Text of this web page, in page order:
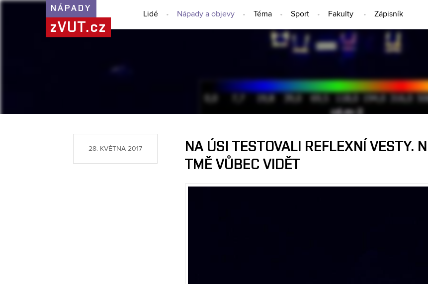
NÁPADY
zVUT.cz
Lidé Nápady a objevy Téma Sport Fakulty Zápisník
28. KVĚTNA 2017
NA ÚSI TESTOVALI REFLEXNÍ VESTY.
TMĚ VŮBEC VIDĚT